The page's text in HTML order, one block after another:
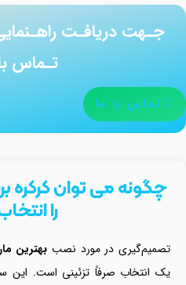
جـهت دریافـت
تـماس
تماس با ما
چگونه می‌ توان کرکره
را
تصمیم‌گیری در مورد نصببهترین
یک انتخاب صرفاً تزئینی است. این